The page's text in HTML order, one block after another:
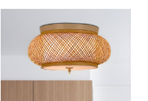
pouces de large